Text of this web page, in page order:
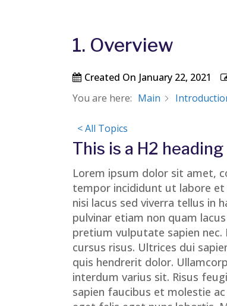
1. Overview
Created On January 22, 2021
You are here: Main
< All Topics
This is a H2 heading
Lorem ipsum dolor sit amet,
tempor incididunt ut labore et
nisi lacus sed viverra tellus in
pulvinar etiam non quam
pretium vulputate sapien
cursus risus. Ultrices dui
quis hendrerit dolor.
interdum varius sit. Risus
sapien faucibus et molestie